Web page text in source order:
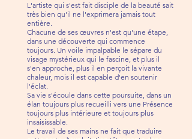
L'artiste qui s'est fait disciple de la beauté sait
très bien qu'il ne l'exprimera jamais tout
entière.
Chacune de ses œuvres n'est qu'une étape,
dans une découverte qui commence
toujours. Un voile impalpable le sépare du
visage mystérieux qui le fascine, et plus il
s'en approche, plus il en perçoit la vivante
chaleur, mois il est capable d'en soutenir
l'éclat.
Sa vie s'écoule dans cette poursuite, dans un
élan toujours plus recueilli vers une Présence
toujours plus intérieure et toujours plus
insaisissable.
Le travail de ses mains ne fait que traduire